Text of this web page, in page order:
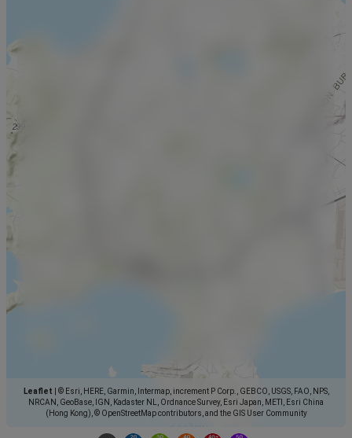
Leaflet
© Esri, HERE, Garmin, Intermap, increment P Corp., GEBCO, USGS, FAO, NPS,
NRCAN, GeoBase, IGN, Kadaster NL, Ordnance Survey, Esri Japan, METI, Esri China
(Hong Kong), © OpenStreetMap contributors, and the GIS User Community